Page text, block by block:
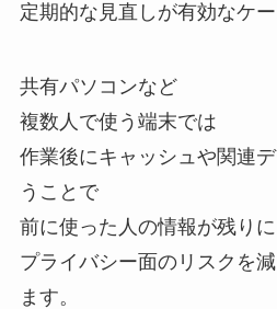
定期的な見直しが有効なケー
共有パソコンなど
複数人で使う端末では
作業後にキャッシュや関連
うことで
前に使った人の情報が残り
プライバシー面のリスクを
ます。